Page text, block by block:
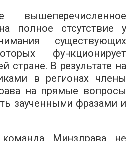
полное отсутствие у
существующих
функционирует
стране. В результате на
в регионах члены
на прямые вопросы
заученными фразами и
Минздрава не